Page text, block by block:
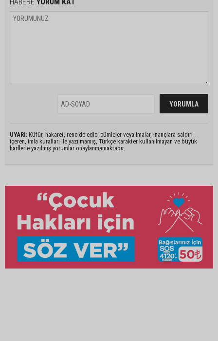
UYARI: Küfür, hakaret, rencide edici cümleler veya imalar, inançlara saldırı
içeren, imla kuralları ile yazılmamış, Türkçe karakter kullanılmayan ve büyük
harflerle yazılmış yorumlar onaylanmamaktadır.